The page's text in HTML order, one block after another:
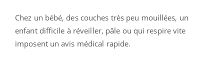
Chez un bébé, des couches très peu mouillées, un
enfant difficile à réveiller, pâle ou qui respire vite
imposent un avis médical rapide.